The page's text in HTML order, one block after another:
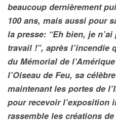
beaucoup dernièrement
100 ans, mais aussi pour
la presse: “Eh bien, je
travail !”, après l’incendie
du Mémorial de
l’Oiseau de Feu, sa
maintenant les portes de
pour recevoir l’exposition
rassemble les créations